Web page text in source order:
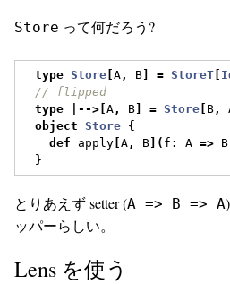
Store って何だろう?
type Store [A, B = StoreT
// flipped
type
|-->[A, B = Store B,
object
Store {
def apply [A, B ]( f : A => B
}
とりあえず setter (A => B => A
ッパーらしい。
Lens を使う